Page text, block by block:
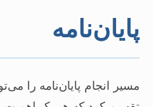
پایان‌نامه
مسیر انجام پایان‌نامه را